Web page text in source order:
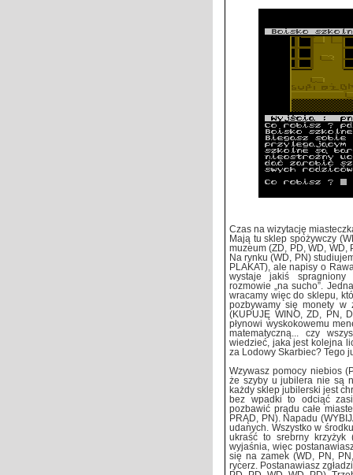
Czas na wizytację
Mają tu sklep spożywczy
muzeum (ZD, PD, WD, WD,
Na rynku (WD, PN)
PLAKAT), ale napisy o
wystaje jakiś spragniony
rozmowie „na sucho”.
wracamy więc do sklepu,
pozbywamy się monety
(KUPUJĘ WINO, ZD, PN,
płynowi wyskokowemu
matematyczną... czy
wiedzieć, jaka jest kolejna
za Lodowy Skarbiec? Tego
Wzywasz pomocy niebios
że szyby u jubilera nie są
każdy sklep jubilerski jest
bez wpadki to odciąć
pozbawić prądu całe
PRĄD, PN). Napadu
udanych. Wszystko w
ukraść to srebrny krzyżyk
wyjaśnia, więc
się na zamek (WD, PN,
rycerz. Postanawiasz